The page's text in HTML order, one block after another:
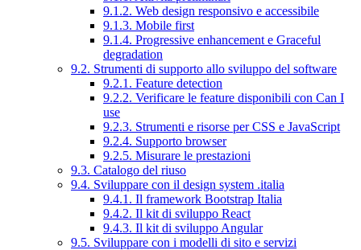
9.1.2. Web design responsivo e accessibile
9.1.3. Mobile first
9.1.4. Progressive enhancement e Graceful
degradation
9.2. Strumenti di supporto allo sviluppo del software
9.2.1. Feature detection
9.2.2. Verificare le feature disponibili con Can I
use
9.2.3. Strumenti e risorse per CSS e JavaScript
9.2.4. Supporto browser
9.2.5. Misurare le prestazioni
9.3. Catalogo del riuso
9.4. Sviluppare con il design system .italia
9.4.1. Il framework Bootstrap Italia
9.4.2. Il kit di sviluppo React
9.4.3. Il kit di sviluppo Angular
9.5. Sviluppare con i modelli di sito e servizi